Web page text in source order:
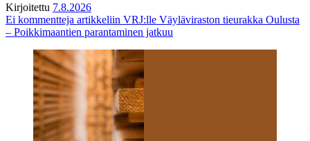
Kirjoitettu 7.8.2026
Ei kommentteja artikkeliin VRJ:lle Väyläviraston tieurakka Oulusta
– Poikkimaantien parantaminen jatkuu